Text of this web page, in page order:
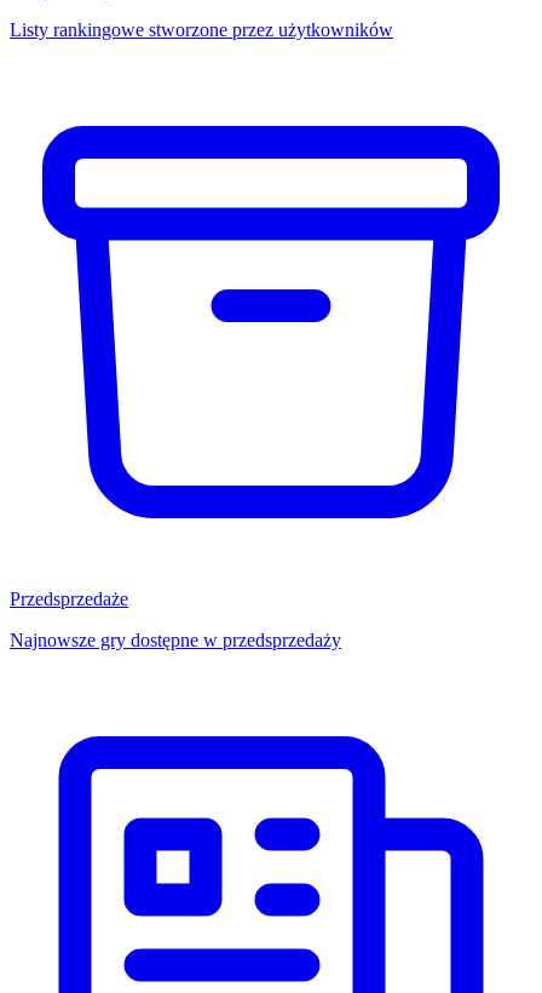
Listy rankingowe stworzone przez użytkowników
Przedsprzedaże
Najnowsze gry dostępne w przedsprzedaży